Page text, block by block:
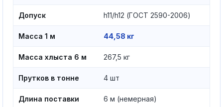
Допуск h11/h12 (ГОСТ 2590-2006)
Масса 1 м 44,58 кг
Масса хлыста 6 м 267,5 кг
Прутков в тонне 4 шт
Длина поставки 6 м (немерная)